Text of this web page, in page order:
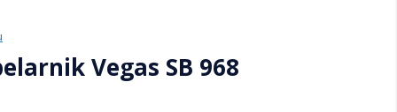
Vegas SB 968